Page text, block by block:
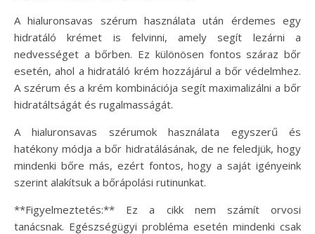
A hialuronsavas szérum használata után érdemes egy
hidratáló krémet is felvinni, amely segít lezárni a
nedvességet a bőrben. Ez különösen fontos száraz bőr
esetén, ahol a hidratáló krém hozzájárul a bőr védelmhez.
A szérum és a krém kombinációja segít maximalizálni a bőr
hidratáltságát és rugalmasságát.
A hialuronsavas szérumok használata egyszerű és
hatékony módja a bőr hidratálásának, de ne feledjük, hogy
mindenki bőre más, ezért fontos, hogy a saját igényeink
szerint alakítsuk a bőrápolási rutinunkat.
**Figyelmeztetés:** Ez a cikk nem számít orvosi
tanácsnak. Egészségügyi probléma esetén mindenki csak